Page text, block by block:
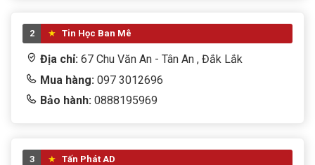
2 Tin Học Ban Mê
Địa chỉ: 67 Chu Văn An - Tân An , Đắk Lắk
Mua hàng: 097 3012696
Bảo hành: 0888195969
3 Tấn Phát AD